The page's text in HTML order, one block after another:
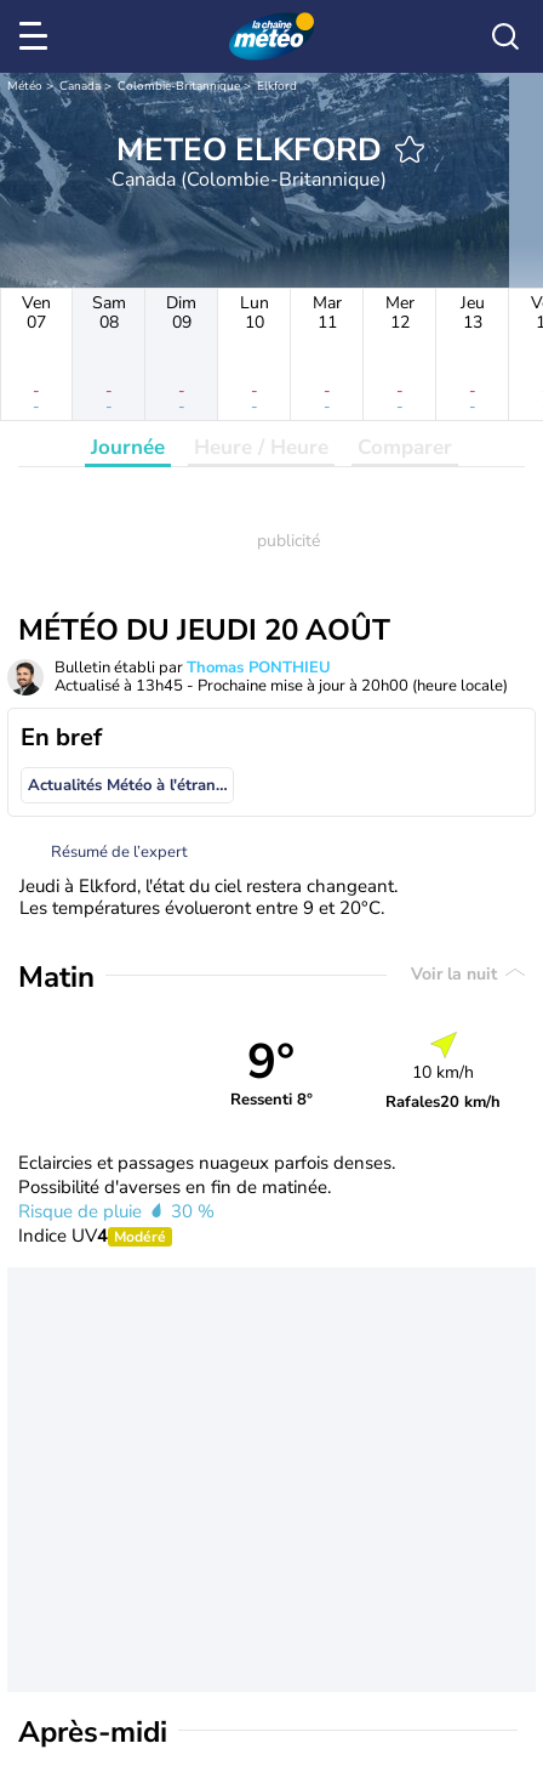
Météo Canada Colombie-Britannique Elkford
METEO ELKFORD
Canada (Colombie-Britannique)
Ven
07
-
-
Sam
08
-
-
Dim
09
-
-
Lun
10
-
-
Mar
11
-
-
Mer
12
-
-
Jeu
13
-
-
Journée Heure / Heure Comparer
MÉTÉO DU JEUDI 20 AOÛT
Bulletin établi parThomas PONTHIEU
Actualisé à 13h45 - Prochaine mise à jour à 20h00 (heure locale)
En bref
Actualités Météo à l'étranger
Résumé de l’expert
Jeudi à Elkford, l'état du ciel restera changeant.
Les températures évolueront entre 9 et 20°C.
Matin Voir la nuit
9°
Ressenti 8°
10 km/h
Rafales20 km/h
Eclaircies et passages nuageux parfois denses.
Possibilité d'averses en fin de matinée.
Risque de pluie
30 %
Indice UV4 Modéré
Après-midi